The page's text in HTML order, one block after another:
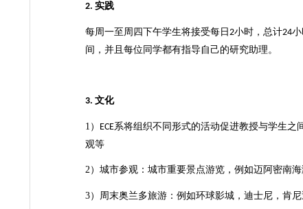
2.实践
每周一至周四下午学生将接受每日2小时，总计24
间，并且每位同学都有指导自己的研究助理。
3.文化
1 ） ECE系将组织不同形式的活动促进教授与学生之
观等
2）城市参观：城市重要景点游览，例如迈阿密南
3） 周末奥兰多旅游：例如环球影城，迪士尼，肯